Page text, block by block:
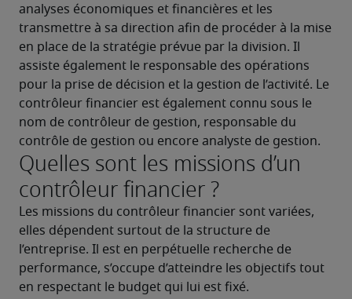
analyses économiques et financières et les
transmettre à sa direction afin de procéder à la mise
en place de la stratégie prévue par la division. Il
assiste également le responsable des opérations
pour la prise de décision et la gestion de l’activité. Le
contrôleur financier est également connu sous le
nom de contrôleur de gestion, responsable du
contrôle de gestion ou encore analyste de gestion.
Quelles sont les missions d’un
contrôleur financier ?
Les missions du contrôleur financier sont variées,
elles dépendent surtout de la structure de
l’entreprise. Il est en perpétuelle recherche de
performance, s’occupe d’atteindre les objectifs tout
en respectant le budget qui lui est fixé.